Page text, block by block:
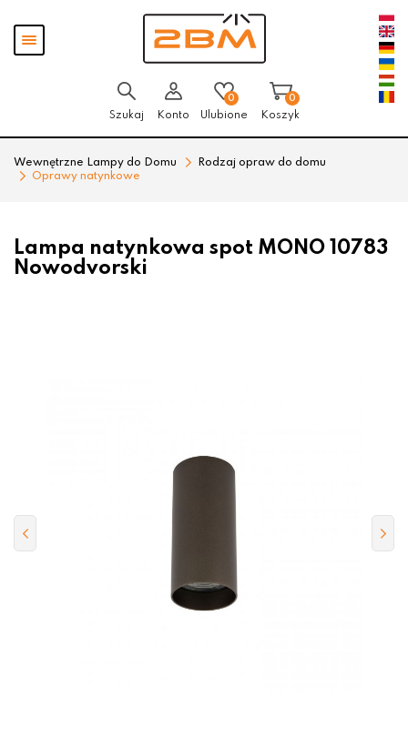
Pokaż
menu
Szukaj Konto
0
Ulubione
0
Koszyk
Wewnętrzne Lampy do Domu
Rodzaj opraw do domu
Oprawy natynkowe
Lampa natynkowa spot MONO 10783
Nowodvorski